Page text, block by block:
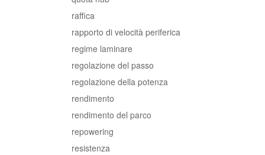
raffica
rapporto di velocità periferica
regime laminare
regolazione del passo
regolazione della potenza
rendimento
rendimento del parco
repowering
resistenza